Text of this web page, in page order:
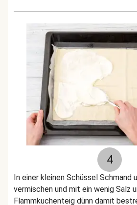
4
In einer kleinen Schüssel Schmand
vermischen und mit ein wenig Salz
Flammkuchenteig dünn damit